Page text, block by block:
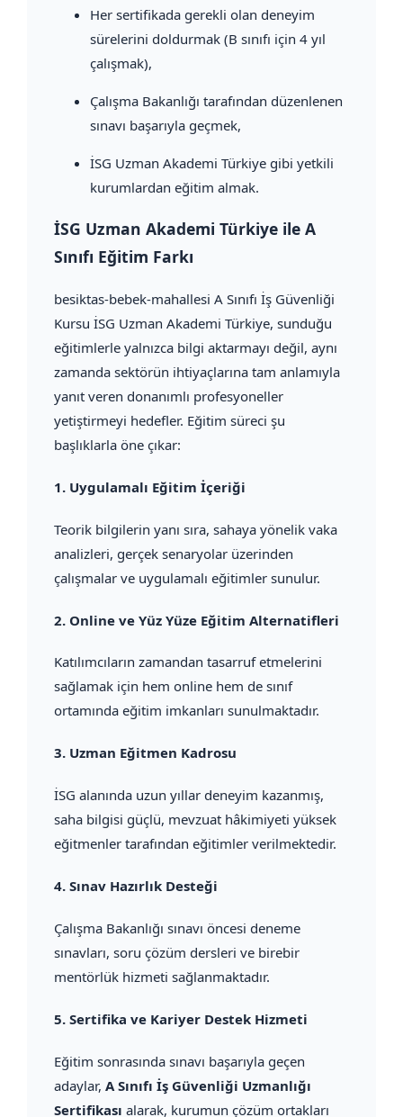
Her sertifikada gerekli olan deneyim
sürelerini doldurmak (B sınıfı için 4 yıl
çalışmak),
Çalışma Bakanlığı tarafından düzenlenen
sınavı başarıyla geçmek,
İSG Uzman Akademi Türkiye gibi yetkili
kurumlardan eğitim almak.
İSG Uzman Akademi Türkiye ile A
Sınıfı Eğitim Farkı
besiktas-bebek-mahallesi A Sınıfı İş Güvenliği
Kursu İSG Uzman Akademi Türkiye, sunduğu
eğitimlerle yalnızca bilgi aktarmayı değil, aynı
zamanda sektörün ihtiyaçlarına tam anlamıyla
yanıt veren donanımlı profesyoneller
yetiştirmeyi hedefler. Eğitim süreci şu
başlıklarla öne çıkar:
1. Uygulamalı Eğitim İçeriği
Teorik bilgilerin yanı sıra, sahaya yönelik vaka
analizleri, gerçek senaryolar üzerinden
çalışmalar ve uygulamalı eğitimler sunulur.
2. Online ve Yüz Yüze Eğitim Alternatifleri
Katılımcıların zamandan tasarruf etmelerini
sağlamak için hem online hem de sınıf
ortamında eğitim imkanları sunulmaktadır.
3. Uzman Eğitmen Kadrosu
İSG alanında uzun yıllar deneyim kazanmış,
saha bilgisi güçlü, mevzuat hâkimiyeti yüksek
eğitmenler tarafından eğitimler verilmektedir.
4. Sınav Hazırlık Desteği
Çalışma Bakanlığı sınavı öncesi deneme
sınavları, soru çözüm dersleri ve birebir
mentörlük hizmeti sağlanmaktadır.
5. Sertifika ve Kariyer Destek Hizmeti
Eğitim sonrasında sınavı başarıyla geçen
adaylar, A Sınıfı İş Güvenliği Uzmanlığı
Sertifikası alarak, kurumun çözüm ortakları